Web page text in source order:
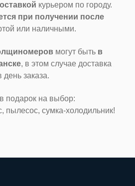
курьером по городу.
при получении после
или наличными.
могут быть в
, в этом случае доставка
заказа.
подарок на выбор:
пылесос, сумка-холодильник!